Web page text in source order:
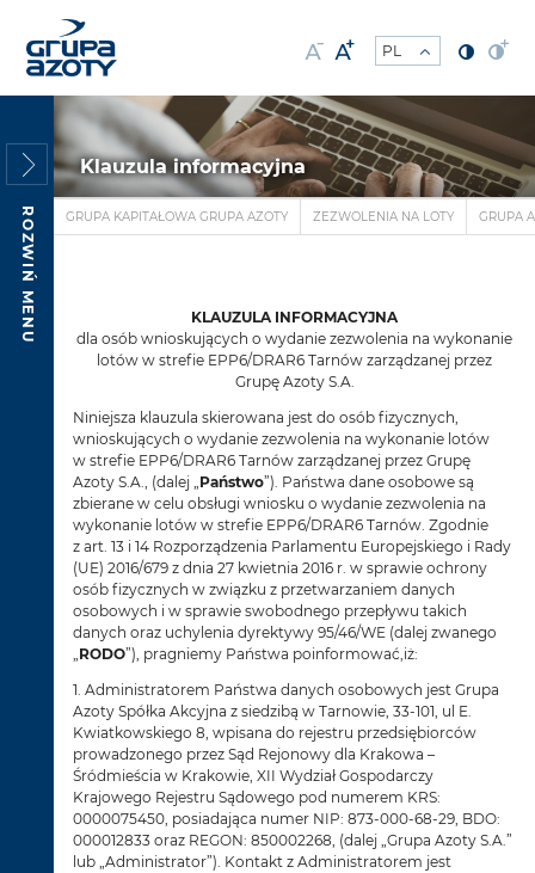
ROZWIŃ MENU
Klauzula informacyjna
GRUPA KAPITAŁOWA GRUPA AZOTY ZEZWOLENIA NA LOTY GRUPA
KLAUZULA INFORMACYJNA
dla osób wnioskujących o wydanie zezwolenia na wykonanie
lotów w strefie EPP6/DRAR6 Tarnów zarządzanej przez
Grupę Azoty S.A.
Niniejsza klauzula skierowana jest do osób fizycznych,
wnioskujących o wydanie zezwolenia na wykonanie lotów
w strefie EPP6/DRAR6 Tarnów zarządzanej przez Grupę
Azoty S.A., (dalej „Państwo”). Państwa dane osobowe są
zbierane w celu obsługi wniosku o wydanie zezwolenia na
wykonanie lotów w strefie EPP6/DRAR6 Tarnów. Zgodnie
z art. 13 i 14 Rozporządzenia Parlamentu Europejskiego i Rady
(UE) 2016/679 z dnia 27 kwietnia 2016 r. w sprawie ochrony
osób fizycznych w związku z przetwarzaniem danych
osobowych i w sprawie swobodnego przepływu takich
danych oraz uchylenia dyrektywy 95/46/WE (dalej zwanego
„RODO”), pragniemy Państwa poinformować,iż:
1. Administratorem Państwa danych osobowych jest Grupa
Azoty Spółka Akcyjna z siedzibą w Tarnowie, 33-101, ul E.
Kwiatkowskiego 8, wpisana do rejestru przedsiębiorców
prowadzonego przez Sąd Rejonowy dla Krakowa –
Śródmieścia w Krakowie, XII Wydział Gospodarczy
Krajowego Rejestru Sądowego pod numerem KRS:
0000075450, posiadająca numer NIP: 873-000-68-29, BDO:
000012833 oraz REGON: 850002268, (dalej „Grupa Azoty S.A.”
lub „Administrator”). Kontakt z Administratorem jest